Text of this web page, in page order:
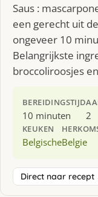
Saus :
een gerecht uit
ongeveer 10
Belangrijkste
broccoliroosjes
BEREIDINGSTIJD
10 minuten 2
KEUKEN
BelgischeBelgie
Direct naar recept